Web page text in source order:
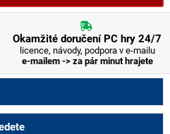
Okamžité doručení PC hry 24/7
licence, návody, podpora v e-mailu
e-mailem -> za pár minut hrajete